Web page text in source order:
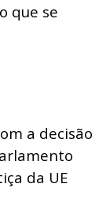
que se
a decisão
da UE